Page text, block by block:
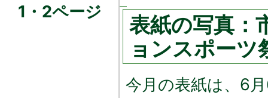
1・2ページ
表紙の写真：
ョンスポーツ
今月の表紙は、6